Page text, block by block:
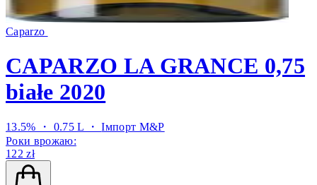
Caparzo
CAPARZO LA GRANCE 0,75
białe 2020
13.5% ・ 0.75 L ・Імпорт M&P
Роки врожаю:
122 zł